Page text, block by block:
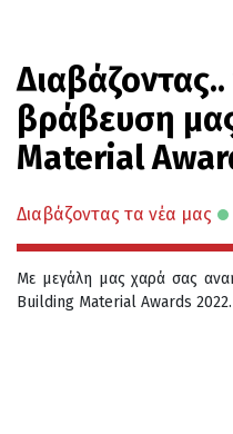
Διαβάζοντας..
βράβευση
Material
Διαβάζοντας τα νέα μας
Με μεγάλη μας χαρά σας
Building Material Awards 2022.